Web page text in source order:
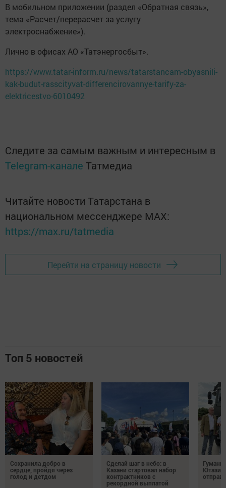
В мобильном приложении (раздел «Обратная связь»,
тема «Расчет/перерасчет за услугу
электроснабжение»).
Лично в офисах АО «Татэнергосбыт».
https://www.tatar-inform.ru/news/tatarstancam-obyasnili-
kak-budut-rasscityvat-differencirovannye-tarify-za-
elektricestvo-6010492
Следите за самым важным и интересным в
Telegram-канале Татмедиа
Читайте новости Татарстана в
национальном мессенджере MАХ:
https://max.ru/tatmedia
Перейти на страницу новости
Топ 5 новостей
Сохранила добро в
сердце, пройдя через
голод и детдом
Сделай шаг в небо: в
Казани стартовал набор
контрактников с
рекордной выплатой